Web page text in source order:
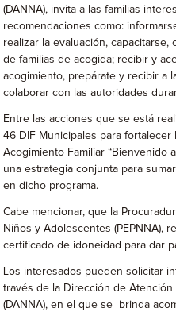
(DANNA), invita a las familias
recomendaciones como:
realizar la evaluación,
de familias de acogida; recibir y
acogimiento, prepárate y recibir a
colaborar con las autoridades
Entre las acciones que se está
46 DIF Municipales para
Acogimiento Familiar “Bienvenido
una estrategia conjunta para
en dicho programa.
Cabe mencionar, que la
Niños y Adolescentes (PEPNNA),
certificado de idoneidad para dar
Los interesados pueden solicitar
través de la Dirección de
(DANNA), en el que se brinda